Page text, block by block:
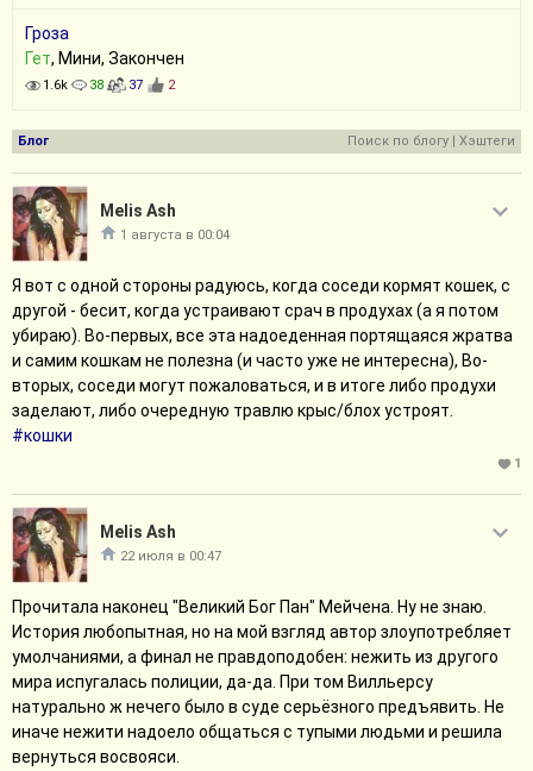
Гроза
Гет, Мини, Закончен
1.6k 38 37 2
Блог Поиск по блогу | Хэштеги
Melis Ash
1 августа в 00:04
Я вот с одной стороны радуюсь, когда соседи кормят кошек, с
другой - бесит, когда устраивают срач в продухах (а я потом
убираю). Во-первых, все эта надоеденная портящаяся жратва
и самим кошкам не полезна (и часто уже не интересна), Во-
вторых, соседи могут пожаловаться, и в итоге либо продухи
заделают, либо очередную травлю крыс/блох устроят.
#кошки
1
Melis Ash
22 июля в 00:47
Прочитала наконец "Великий Бог Пан" Мейчена. Ну не знаю.
История любопытная, но на мой взгляд автор злоупотребляет
умолчаниями, а финал не правдоподобен: нежить из другого
мира испугалась полиции, да-да. При том Вилльерсу
натурально ж нечего было в суде серьёзного предъявить. Не
иначе нежити надоело общаться с тупыми людьми и решила
вернуться восвояси.